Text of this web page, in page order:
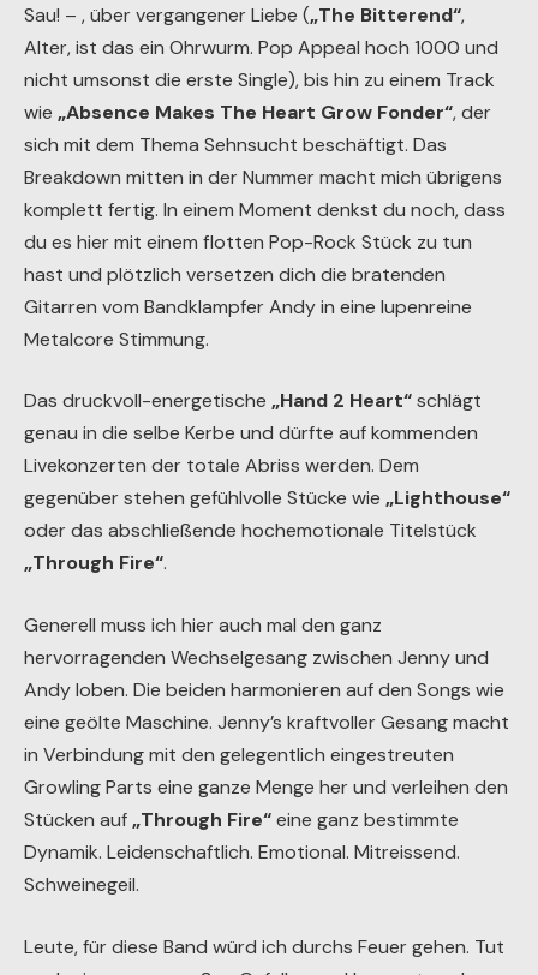
Sau! – , über vergangener Liebe („The Bitterend“,
Alter, ist das ein Ohrwurm. Pop Appeal hoch 1000 und
nicht umsonst die erste Single), bis hin zu einem Track
wie „Absence Makes The Heart Grow Fonder“, der
sich mit dem Thema Sehnsucht beschäftigt. Das
Breakdown mitten in der Nummer macht mich übrigens
komplett fertig. In einem Moment denkst du noch, dass
du es hier mit einem flotten Pop-Rock Stück zu tun
hast und plötzlich versetzen dich die bratenden
Gitarren vom Bandklampfer Andy in eine lupenreine
Metalcore Stimmung.
Das druckvoll-energetische „Hand 2 Heart“schlägt
genau in die selbe Kerbe und dürfte auf kommenden
Livekonzerten der totale Abriss werden. Dem
gegenüber stehen gefühlvolle Stücke wie „Lighthouse“
oder das abschließende hochemotionale Titelstück
„Through Fire“.
Generell muss ich hier auch mal den ganz
hervorragenden Wechselgesang zwischen Jenny und
Andy loben. Die beiden harmonieren auf den Songs wie
eine geölte Maschine. Jenny’s kraftvoller Gesang macht
in Verbindung mit den gelegentlich eingestreuten
Growling Parts eine ganze Menge her und verleihen den
Stücken auf „Through Fire“eine ganz bestimmte
Dynamik. Leidenschaftlich. Emotional. Mitreissend.
Schweinegeil.
Leute, für diese Band würd ich durchs Feuer gehen. Tut